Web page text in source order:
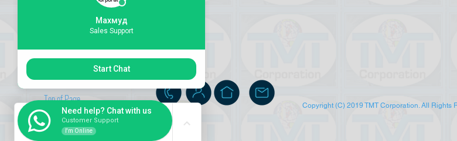
Top of Page Copyright (C) 2019 TMT Corporation. All Rights
Махмуд
Sales Support
Start Chat
Need help? Chat with us
Customer Support
I'm Online